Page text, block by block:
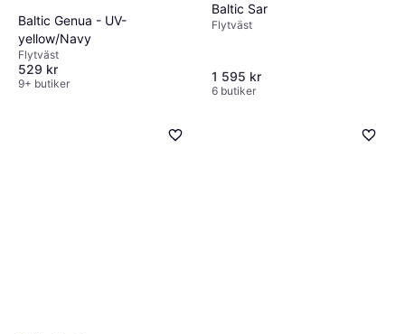
Baltic Genua - UV-
yellow/Navy
Flytväst
529 kr
9+ butiker
Baltic Sar
Flytväst
1 595 kr
6 butiker